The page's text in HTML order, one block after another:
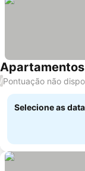
/Pontuação não
Selecione as